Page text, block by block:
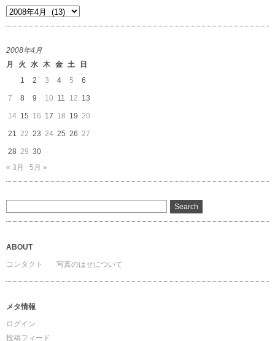
ア
ー
イ
ブ
2008年4月
月
火 水 木 金 土
日
1
2 3 4 5 6
7 8 9 10 11 12 13
14 15 16 17 18 19 20
21 22 23 24 25 26 27
28 29 30
« 3月
5月 »
ABOUT
コンタクト
写真のはせについて
メタ情報
ログイン
投稿フィード